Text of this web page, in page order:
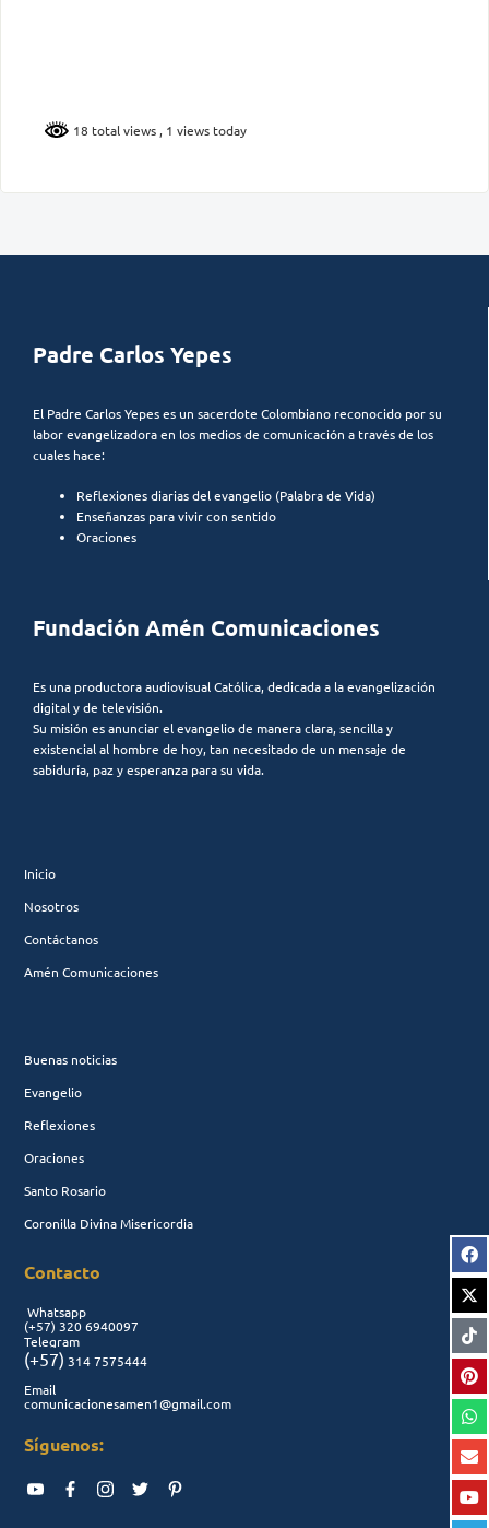
18 total views , 1 views today
Padre Carlos Yepes
El Padre Carlos Yepes es un sacerdote Colombiano reconocido por su
labor evangelizadora en los medios de comunicación a través de los
cuales hace:
Reflexiones diarias del evangelio (Palabra de Vida)
Enseñanzas para vivir con sentido
Oraciones
Fundación Amén Comunicaciones
Es una productora audiovisual Católica, dedicada a la evangelización
digital y de televisión.
Su misión es anunciar el evangelio de manera clara, sencilla y
existencial al hombre de hoy, tan necesitado de un mensaje de
sabiduría, paz y esperanza para su vida.
Inicio
Nosotros
Contáctanos
Amén Comunicaciones
Buenas noticias
Evangelio
Reflexiones
Oraciones
Santo Rosario
Coronilla Divina Misericordia
Contacto
Whatsapp
(+57) 320 6940097
Telegram
(+57) 314 7575444
Email
comunicacionesamen1@gmail.com
Síguenos: